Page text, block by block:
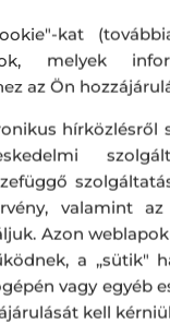
nálunk!
a
anyagok
ruhákat
kat
melyek
az Ön
hírközlésről
valamint
Azon
a „sütik"
vagy egyéb
kell